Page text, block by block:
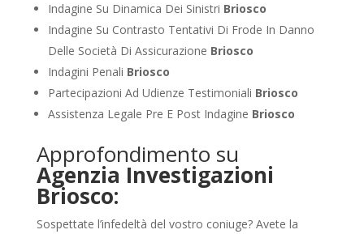
Indagine Su Dinamica Dei Sinistri Briosco
Indagine Su Contrasto Tentativi Di Frode In Danno
Delle Società Di Assicurazione Briosco
Indagini Penali Briosco
Partecipazioni Ad Udienze Testimoniali Briosco
Assistenza Legale Pre E Post Indagine Briosco
Approfondimento su
Agenzia Investigazioni
Briosco:
Sospettate l’infedeltà del vostro coniuge? Avete la